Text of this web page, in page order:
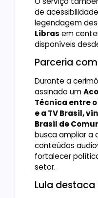
de
legendagem
Libras em
disponíveis
Parceria
Durante a
assinado um
Técnica entre
e a TV Brasil,
Brasil de
busca ampliar a
conteúdos
fortalecer
setor.
Lula